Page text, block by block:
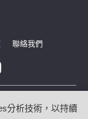
聯絡我們
分析技術，以持續